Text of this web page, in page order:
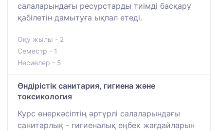
салаларындағы ресурстарды тиімді басқару
қабілетін дамытуға ықпал етеді.
Оқу жылы - 2
Семестр - 1
Несиелер - 5
Өндірістік санитария, гигиена және
токсикология
Курс өнеркәсіптің әртүрлі салаларындағы
санитарлық - гигиеналық еңбек жағдайларын